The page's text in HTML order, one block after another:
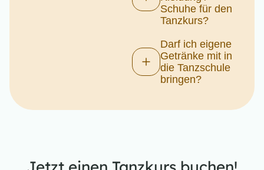
Schuhe für den
Tanzkurs?
Darf ich eigene
Getränke mit in
die Tanzschule
bringen?